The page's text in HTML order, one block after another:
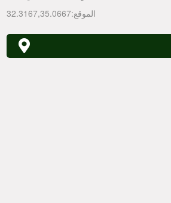
الموقع:
32.3167,35.0667